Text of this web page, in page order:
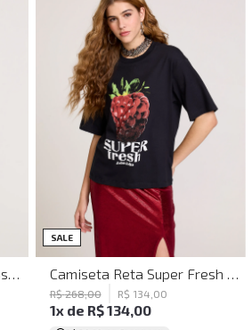
SALE M G
R$ 268,00 R$ 134 00
1x de R$134,00